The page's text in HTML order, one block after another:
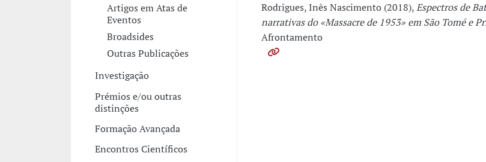
Artigos em Atas de
Eventos
Broadsides
Outras Publicações
Investigação
Prémios e/ou outras
distinções
Formação Avançada
Encontros Científicos
Rodrigues, Inês Nascimento (2018),Espectros de
narrativas do «Massacre de 1953» em São Tomé e
Afrontamento